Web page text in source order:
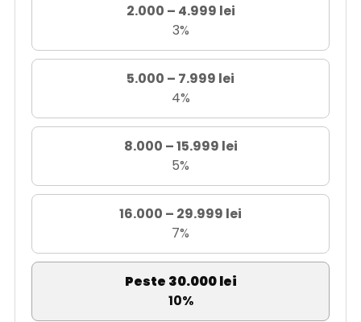
2.000 – 4.999 lei
3%
5.000 – 7.999 lei
4%
8.000 – 15.999 lei
5%
16.000 – 29.999 lei
7%
Peste 30.000 lei
10%